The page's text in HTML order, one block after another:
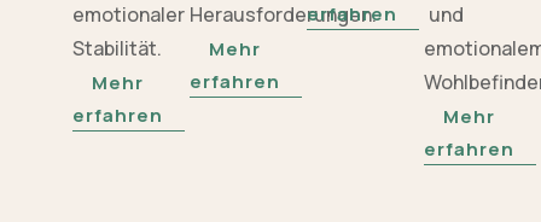
emotionaler
Stabilität.
Mehr
erfahren
Herausforderungen.
Mehr
erfahren
erfahren
und
Mehr
erfahren